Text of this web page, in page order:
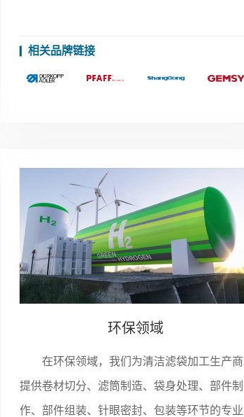
相关品牌链接
环保领域
在环保领域，我们为清洁滤袋加工生产商
提供卷材切分、滤筒制造、袋身处理、部件制
作、部件组装、针眼密封、包装等环节的专业